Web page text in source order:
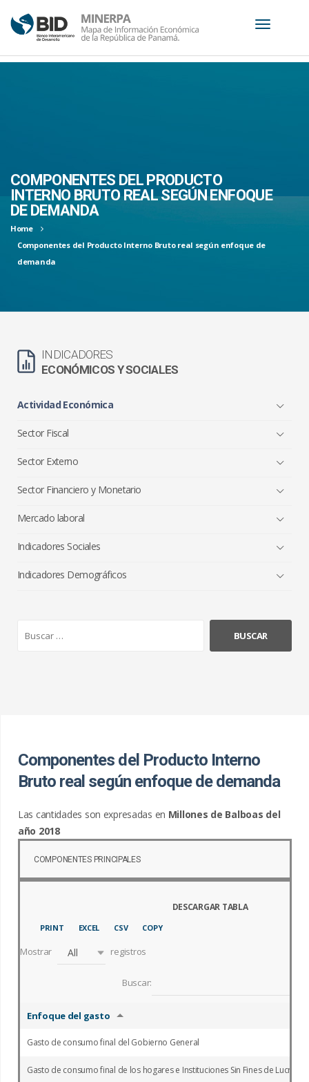
COMPONENTES DEL PRODUCTO
INTERNO BRUTO REAL SEGÚN ENFOQUE
DE DEMANDA
Home
Componentes del Producto Interno Bruto real según enfoque de
demanda
INDICADORES
ECONÓMICOS Y SOCIALES
Actividad Económica
Sector Fiscal
Sector Externo
Sector Financiero y Monetario
Mercado laboral
Indicadores Sociales
Indicadores Demográficos
Componentes del Producto Interno
Bruto real según enfoque de demanda
Las cantidades son expresadas en Millones de Balboas del
año 2018
COMPONENTES PRINCIPALES
PRINT EXCEL CSV COPY
Mostrar All registros
Buscar:
Enfoque del gasto
Gasto de consumo final del Gobierno General
Gasto de consumo final de los hogares e Instituciones Sin Fines de Lucro